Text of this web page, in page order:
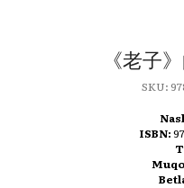
《老子
SKU:
ISBN: